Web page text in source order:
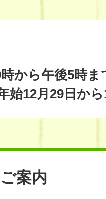
から午後5時ま
始12月29日か
案内